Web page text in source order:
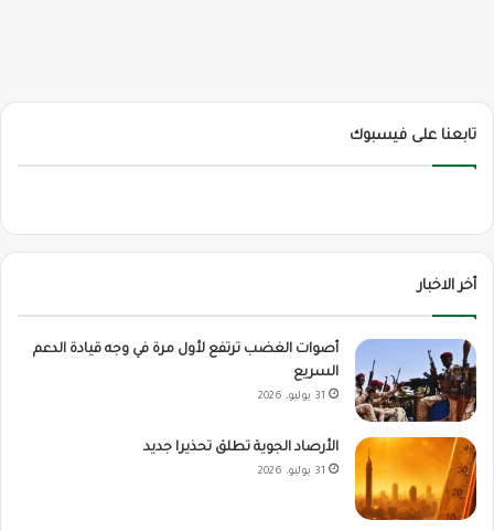
تابعنا على فيسبوك
أخر الاخبار
أصوات الغضب ترتفع لأول مرة في وجه قيادة الدعم
السريع
31 يوليو، 2026
الأرصاد الجوية تطلق تحذيرا جديد
31 يوليو، 2026